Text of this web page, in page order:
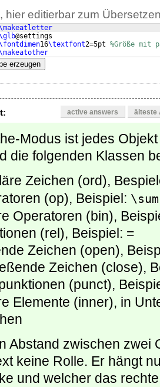
hier editierbar zum
@settings
16\textfont2=5pt %Größe mit
erzeugen
active answers älteste
Modus ist jedes
die folgenden Klassen
Zeichen (ord),
(op), Beispiel: \sum
Operatoren (bin),
(rel), Beispiel: =
Zeichen (open),
Zeichen (close),
(punct),
Elemente (inner), in
Abstand zwischen zwei
keine Rolle. Er hängt
und welcher das